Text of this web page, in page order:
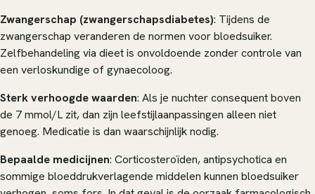
Zwangerschap (zwangerschapsdiabetes): Tijdens de
zwangerschap veranderen de normen voor bloedsuiker.
Zelfbehandeling via dieet is onvoldoende zonder controle van
een verloskundige of gynaecoloog.
Sterk verhoogde waarden: Als je nuchter consequent boven
de 7 mmol/L zit, dan zijn leefstijlaanpassingen alleen niet
genoeg. Medicatie is dan waarschijnlijk nodig.
Bepaalde medicijnen: Corticosteroïden, antipsychotica en
sommige bloeddrukverlagende middelen kunnen bloedsuiker